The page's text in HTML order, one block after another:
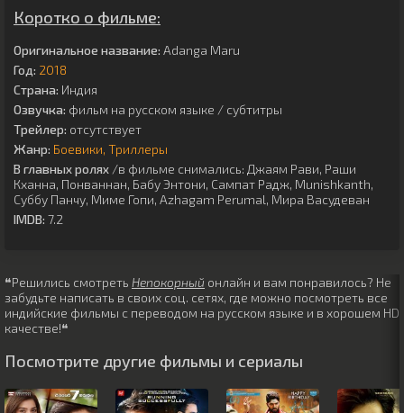
Коротко о фильме:
Оригинальное название: Adanga Maru
Год: 2018
Страна: Индия
Озвучка: фильм на русском языке / субтитры
Трейлер: отсутствует
Жанр: Боевики Триллеры
В главных ролях /в фильме снимались: Джаям Рави, Раши
Кханна, Понваннан, Бабу Энтони, Сампат Радж, Munishkanth,
Суббу Панчу, Миме Гопи, Azhagam Perumal, Мира Васудеван
IMDB: 7.2
❝Решились смотреть Непокорный онлайн и вам понравилось? Не
забудьте написать в своих соц. сетях, где можно посмотреть все
индийские фильмы с переводом на русском языке и в хорошем HD
качестве!❝
Посмотрите другие фильмы и сериалы